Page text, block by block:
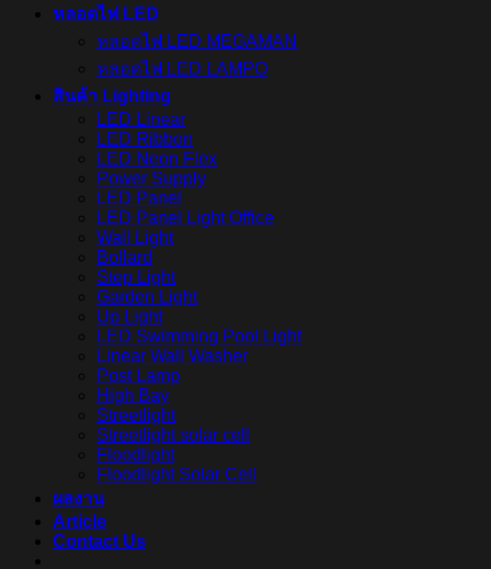
หลอดไฟ LED
หลอดไฟ LED MEGAMAN
หลอดไฟ LED LAMPO
สินค้า Lighting
LED Linear
LED Ribbon
LED Neon Flex
Power Supply
LED Panel
LED Panel Light Office
Wall Light
Bollard
Step Light
Garden Light
Up Light
LED Swimming Pool Light
Linear Wall Washer
Post Lamp
High Bay
Streetlight
Streetlight solar cell
Floodlight
Floodlight Solar Cell
ผลงาน
Article
Contact Us